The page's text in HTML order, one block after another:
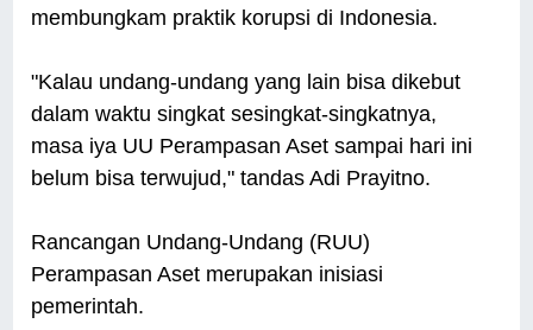
membungkam praktik korupsi di Indonesia.
"Kalau undang-undang yang lain bisa dikebut
dalam waktu singkat sesingkat-singkatnya,
masa iya UU Perampasan Aset sampai hari ini
belum bisa terwujud," tandas Adi Prayitno.
Rancangan Undang-Undang (RUU)
Perampasan Aset merupakan inisiasi
pemerintah.